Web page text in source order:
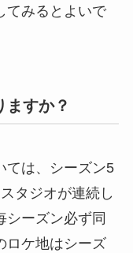
てみるとよいで
ますか？
ては、シーズン5
タジオが連続し
シーズン必ず同
ロケ地はシーズ